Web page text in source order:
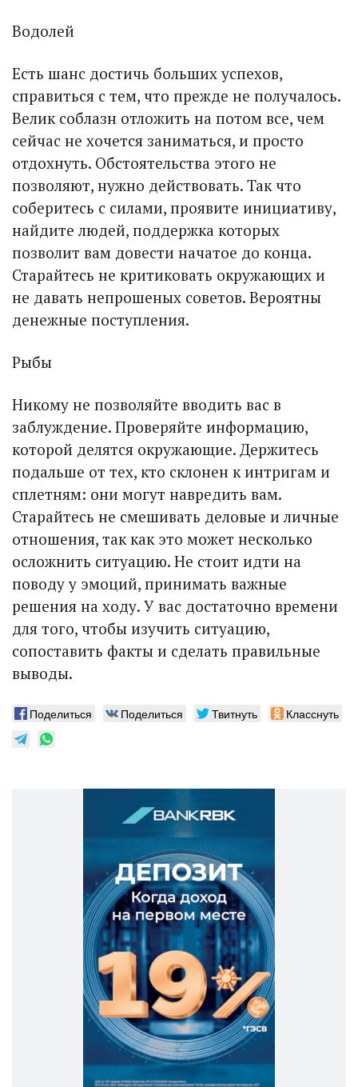
Водолей
Есть шанс достичь больших успехов,
справиться с тем, что прежде не получалось.
Велик соблазн отложить на потом все, чем
сейчас не хочется заниматься, и просто
отдохнуть. Обстоятельства этого не
позволяют, нужно действовать. Так что
соберитесь с силами, проявите инициативу,
найдите людей, поддержка которых
позволит вам довести начатое до конца.
Старайтесь не критиковать окружающих и
не давать непрошеных советов. Вероятны
денежные поступления.
Рыбы
Никому не позволяйте вводить вас в
заблуждение. Проверяйте информацию,
которой делятся окружающие. Держитесь
подальше от тех, кто склонен к интригам и
сплетням: они могут навредить вам.
Старайтесь не смешивать деловые и личные
отношения, так как это может несколько
осложнить ситуацию. Не стоит идти на
поводу у эмоций, принимать важные
решения на ходу. У вас достаточно времени
для того, чтобы изучить ситуацию,
сопоставить факты и сделать правильные
выводы.
Поделиться Поделиться Твитнуть Класснуть